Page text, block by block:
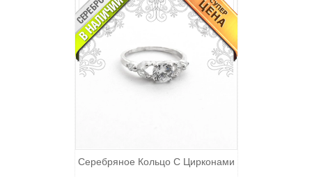
Серебряное Кольцо С Цирконами